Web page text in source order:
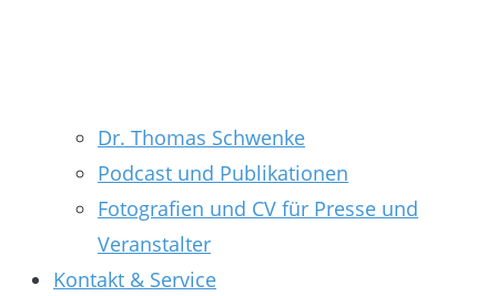
Dr. Thomas Schwenke
Podcast und Publikationen
Fotografien und CV für Presse und
Veranstalter
Kontakt & Service